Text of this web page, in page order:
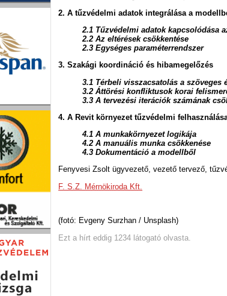
2. A tűzvédelmi adatok integrálása a
2.1 Tűzvédelmi adatok kapcsolódása
2.2 Az eltérések csökkentése
2.3 Egységes paraméterrendszer
3. Szakági koordináció és hibamegelőzés
3.1 Térbeli visszacsatolás a szöveges
3.2 Áttörési konfliktusok korai
3.3 A tervezési iterációk számának
4. A Revit környezet tűzvédelmi
4.1 A munkakörnyezet logikája
4.2 A manuális munka csökkenése
4.3 Dokumentáció a modellből
Fenyvesi Zsolt ügyvezető, vezető tervező,
F. S.Z. Mérnökiroda Kft.
(fotó: Evgeny Surzhan / Unsplash)
Ezt a hírt eddig 1234 látogató olvasta.